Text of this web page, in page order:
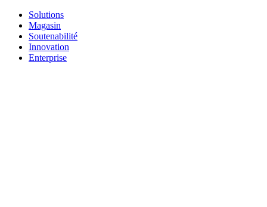
Solutions
Magasin
Soutenabilité
Innovation
Enterprise